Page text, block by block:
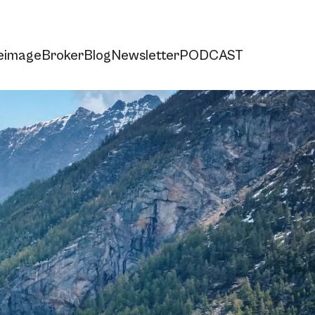
imageBrokerBlogNewsletterPODCAST